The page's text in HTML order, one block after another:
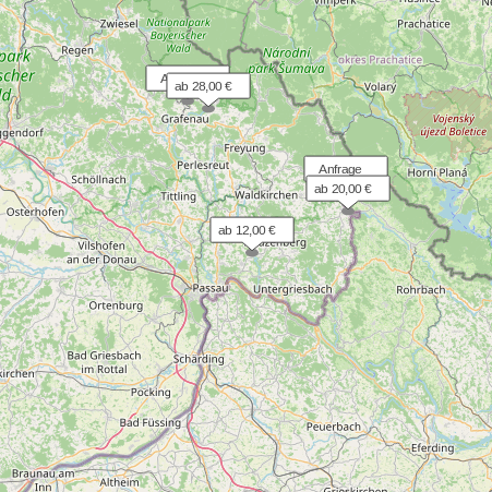
  Anfrage
ab 12,00 €
ab 28,00 €
ab 20,00 €
  Anfrage